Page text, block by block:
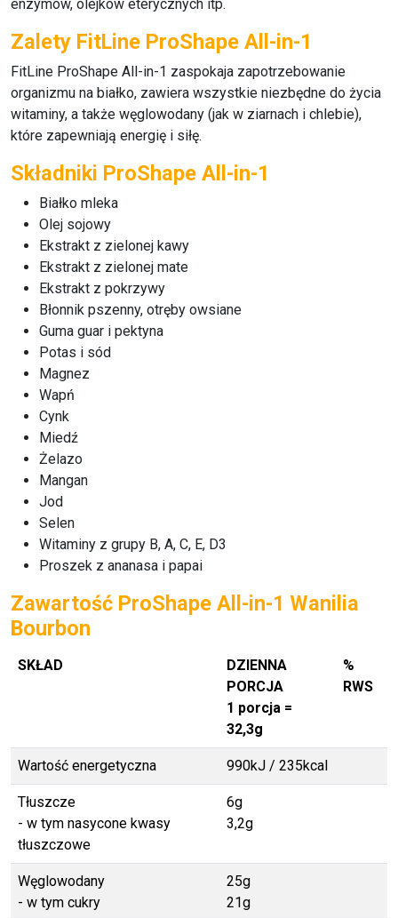
enzymów, olejków eterycznych itp.
Zalety FitLine ProShape All-in-1
FitLine ProShape All-in-1 zaspokaja zapotrzebowanie
organizmu na białko, zawiera wszystkie niezbędne do życia
witaminy, a także węglowodany (jak w ziarnach i chlebie),
które zapewniają energię i siłę.
Składniki ProShape All-in-1
Białko mleka
Olej sojowy
Ekstrakt z zielonej kawy
Ekstrakt z zielonej mate
Ekstrakt z pokrzywy
Błonnik pszenny, otręby owsiane
Guma guar i pektyna
Potas i sód
Magnez
Wapń
Cynk
Miedź
Żelazo
Mangan
Jod
Selen
Witaminy z grupy B, A, C, E, D3
Proszek z ananasa i papai
Zawartość ProShape All-in-1 Wanilia
Bourbon
SKŁAD
DZIENNA
PORCJA
1 porcja =
32,3g
%
RWS
Wartość energetyczna 990kJ / 235kcal
Tłuszcze
- w tym nasycone kwasy
tłuszczowe
6g
3,2g
Węglowodany
- w tym cukry
25g
21g